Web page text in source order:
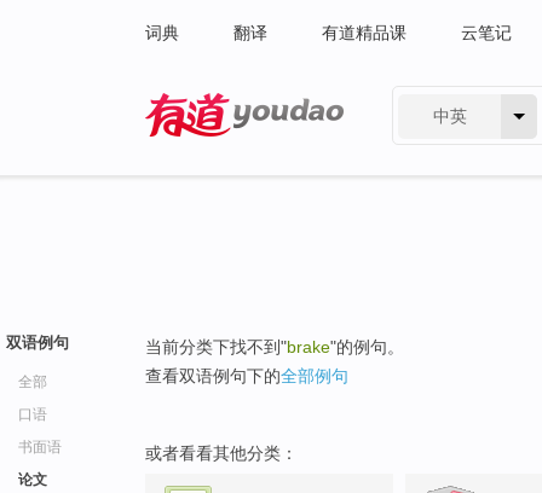
词典 翻译 有道精品课 云笔记
中英
双语例句
全部
口语
书面语
论文
当前分类下找不到"brake"的例句。
查看双语例句下的全部例句
或者看看其他分类：